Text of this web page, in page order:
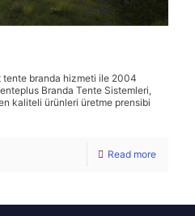
tente branda hizmeti ile 2004
Branda Tente Sistemleri,
kaliteli ürünleri üretme prensibi
Read more